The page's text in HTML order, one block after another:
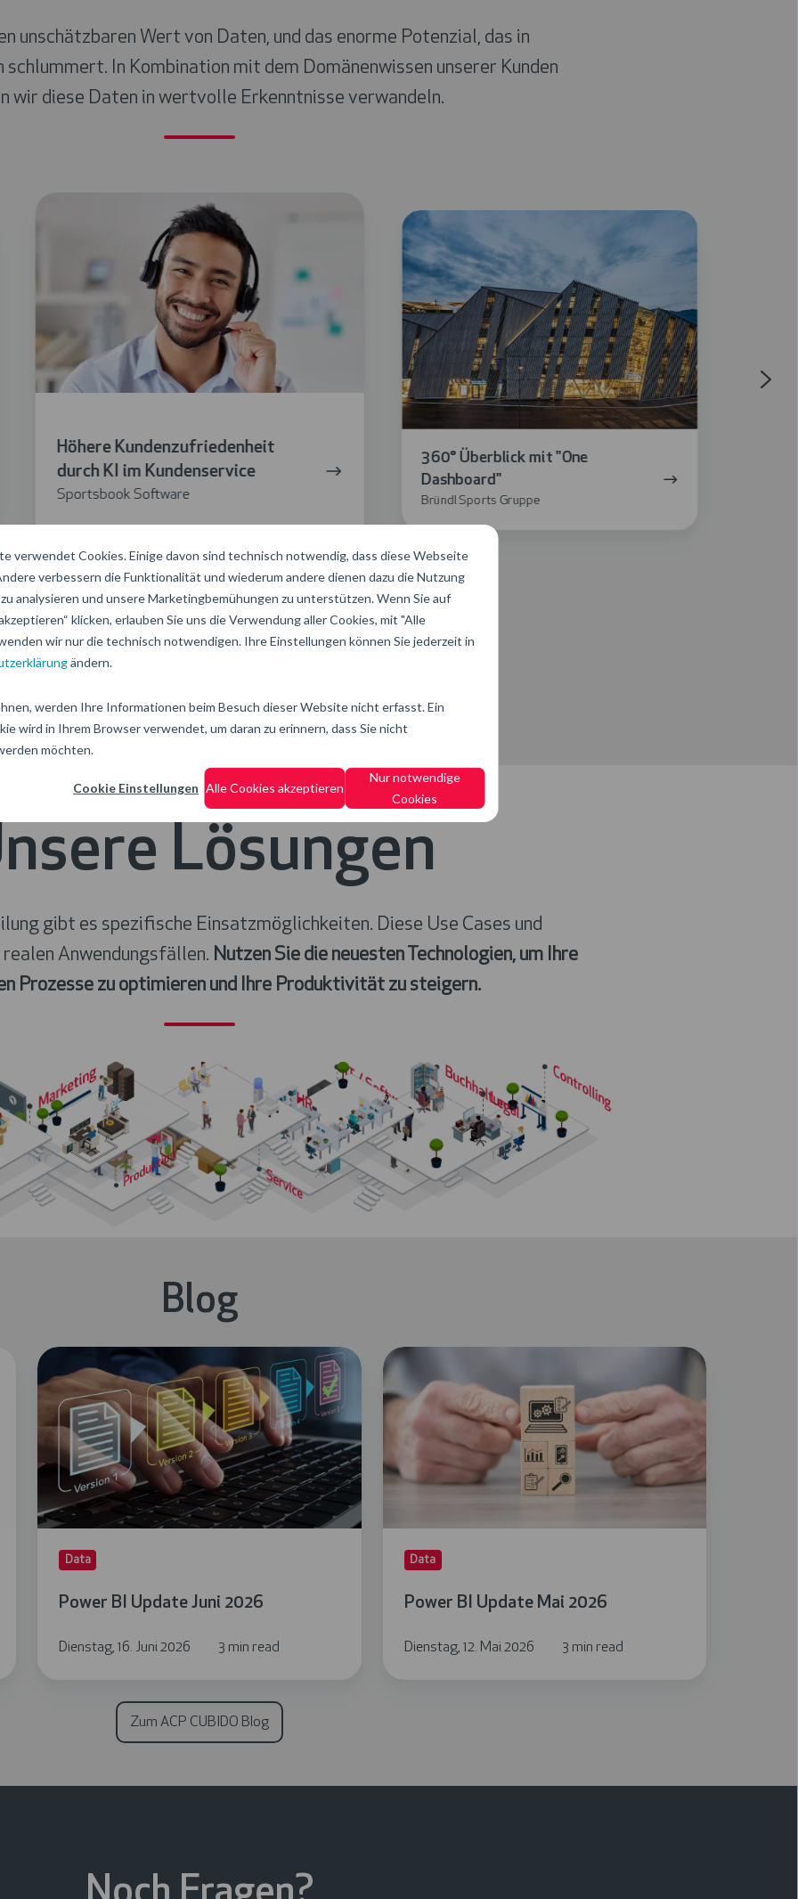
verwendet Cookies. Einige davon sind technisch notwendig, dass diese Webseite
verbessern die Funktionalität und wiederum andere dienen dazu die Nutzung
analysieren und unsere Marketingbemühungen zu unterstützen. Wenn Sie auf
klicken, erlauben Sie uns die Verwendung aller Cookies, mit "Alle
wir nur die technisch notwendigen. Ihre Einstellungen können Sie jederzeit in
ändern.
werden Ihre Informationen beim Besuch dieser Website nicht erfasst. Ein
wird in Ihrem Browser verwendet, um daran zu erinnern, dass Sie nicht
möchten.
Cookie Einstellungen Alle Cookies akzeptieren
Nur notwendige
Cookies
unschätzbaren Wert von Daten, und das enorme Potenzial, das in
schlummert. In Kombination mit dem Domänenwissen unserer Kunden
wir diese Daten in wertvolle Erkenntnisse verwandeln.
Höhere Kundenzufriedenheit
durch KI im Kundenservice
Sportsbook Software
Kundenzufriedenheit
im
360° Überblick mit "One
Dashboard"
Bründl Sports Gruppe
360°
Überblick
mit
"One
Dashboard"
Lösungen
gibt es spezifische Einsatzmöglichkeiten. Diese Use Cases und
Anwendungsfällen. Nutzen Sie die neuesten Technologien, um Ihre
Prozesse zu optimieren und Ihre Produktivität zu steigern.
Lösungen im Detail ansehen
Blog
Power
BI
Update
Juni
2026
Data
Power BI Update Juni 2026
Dienstag, 16. Juni 2026 3 min read
Power
BI
Update
2026
Data
Power BI Update Mai 2026
Dienstag, 12. Mai 2026 3 min read
Zum ACP CUBIDO Blog